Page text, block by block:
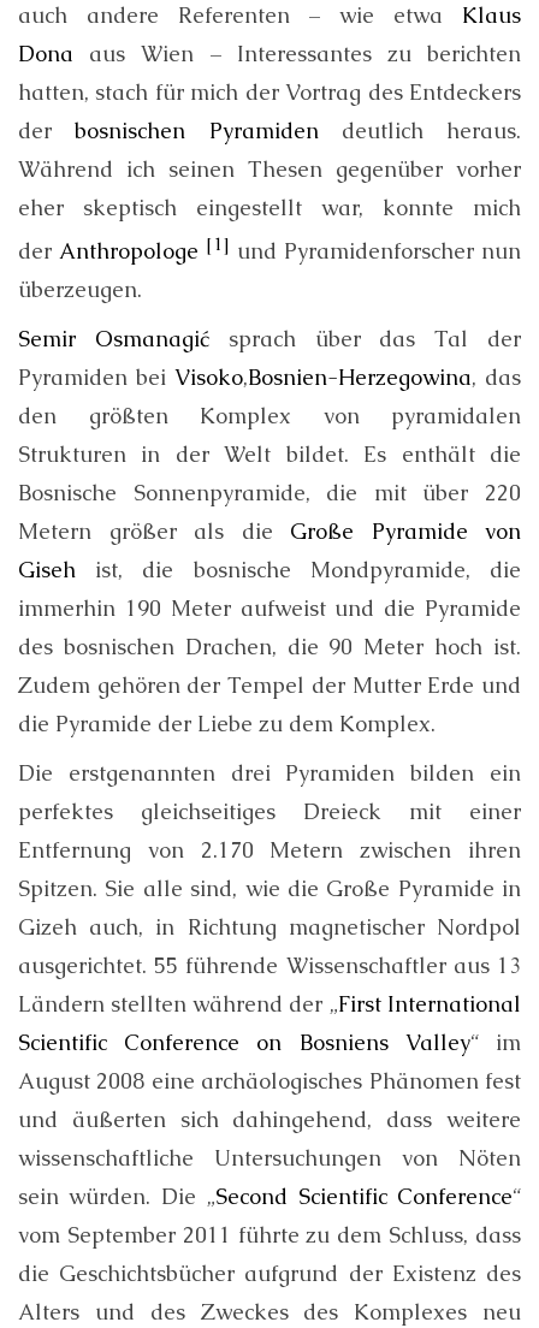
auch andere Referenten – wie etwa Klaus
Dona aus Wien – Interessantes zu berichten
hatten, stach für mich der Vortrag des Entdeckers
derbosnischen Pyramidendeutlich heraus.
Während ich seinen Thesen gegenüber vorher
eher skeptisch eingestellt war, konnte mich
derAnthropologe [1] und Pyramidenforscher nun
überzeugen.
Semir Osmanagićsprach über das Tal der
Pyramiden bei Visoko,Bosnien-Herzegowina, das
den größten Komplex von pyramidalen
Strukturen in der Welt bildet. Es enthält die
Bosnische Sonnenpyramide, die mit über 220
Metern größer als die Große Pyramide von
Giseh ist, die bosnische Mondpyramide, die
immerhin 190 Meter aufweist und die Pyramide
des bosnischen Drachen, die 90 Meter hoch ist.
Zudem gehören der Tempel der Mutter Erde und
die Pyramide der Liebe zu dem Komplex.
Die erstgenannten drei Pyramiden bilden ein
perfektes gleichseitiges Dreieck mit einer
Entfernung von 2.170 Metern zwischen ihren
Spitzen. Sie alle sind, wie die Große Pyramide in
Gizeh auch, in Richtung magnetischer Nordpol
ausgerichtet. 55 führende Wissenschaftler aus 13
Ländern stellten während der „First International
Scientific Conference on Bosniens Valley“ im
August 2008 eine archäologisches Phänomen fest
und äußerten sich dahingehend, dass weitere
wissenschaftliche Untersuchungen von Nöten
sein würden. Die „Second Scientific Conference“
vom September 2011 führte zu dem Schluss, dass
die Geschichtsbücher aufgrund der Existenz des
Alters und des Zweckes des Komplexes neu